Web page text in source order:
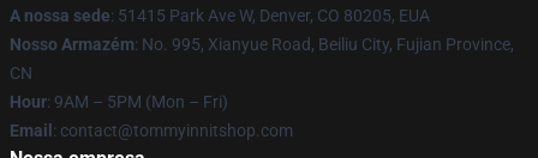
A nossa sede: 51415 Park Ave W, Denver, CO 80205, EUA
Nosso Armazém: No. 995, Xianyue Road, Beiliu City, Fujian Province,
CN
Hour: 9AM – 5PM (Mon – Fri)
Email : contact@tommyinnitshop.com